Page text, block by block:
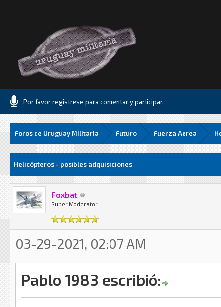
Por favor registrese para comentar y participar.
Foros de Uruguay Militaria Futuro Fuerza Aerea
MediaHelicópteros - posibles adquisiciones
Foxbat
Super Moderator
03-29-2021, 02:07 AM
Pablo 1983 escribió: